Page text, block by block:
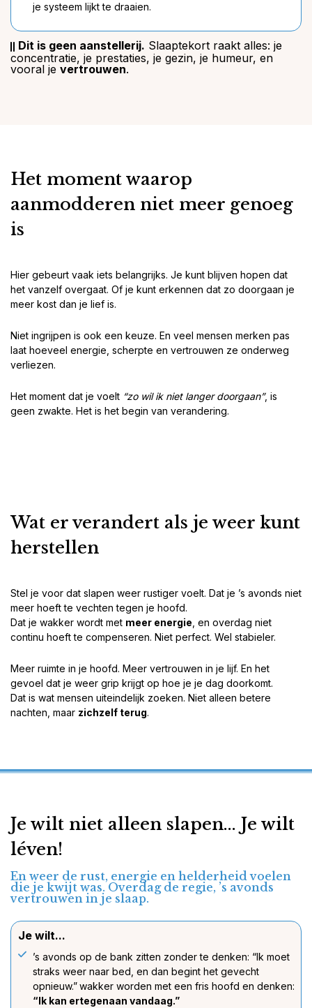
je systeem lijkt te draaien.
Dit is geen aanstellerij. Slaaptekort raakt alles: je
concentratie, je prestaties, je gezin, je humeur, en
vooral je vertrouwen.
Het moment waarop
aanmodderen niet meer genoeg
is
Hier gebeurt vaak iets belangrijks. Je kunt blijven hopen dat
het vanzelf overgaat. Of je kunt erkennen dat zo doorgaan je
meer kost dan je lief is.
Niet ingrijpen is ook een keuze. En veel mensen merken pas
laat hoeveel energie, scherpte en vertrouwen ze onderweg
verliezen.
Het moment dat je voelt “zo wil ik niet langer doorgaan”, is
geen zwakte. Het is het begin van verandering.
Wat er verandert als je weer kunt
herstellen
Stel je voor dat slapen weer rustiger voelt. Dat je ’s avonds niet
meer hoeft te vechten tegen je hoofd.
Dat je wakker wordt met meer energie , en overdag niet
continu hoeft te compenseren. Niet perfect. Wel stabieler.
Meer ruimte in je hoofd. Meer vertrouwen in je lijf. En het
gevoel dat je weer grip krijgt op hoe je je dag doorkomt.
Dat is wat mensen uiteindelijk zoeken. Niet alleen betere
nachten, maar zichzelf terug.
Je wilt niet alleen slapen... Je wilt
léven!
En weer de rust, energie en helderheid voelen
die je kwijt was. Overdag de regie, ’s avonds
vertrouwen in je slaap.
Je wilt...
’s avonds op de bank zitten zonder te denken: “Ik moet
straks weer naar bed, en dan begint het gevecht
opnieuw.”wakker worden met een fris hoofd en denken:
“Ik kan ertegenaan vandaag.”